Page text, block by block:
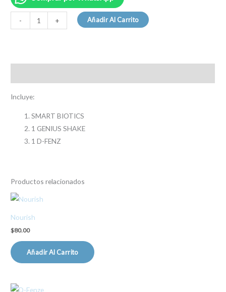
- + Añadir Al Carrito
Incluye:
SMART BIOTICS
1 GENIUS SHAKE
1 D-FENZ
Productos relacionados
Nourish
$80.00
Añadir Al Carrito